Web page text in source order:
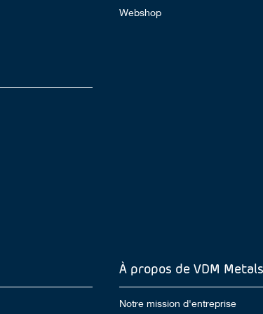
Webshop
À propos de VDM Metals
Notre mission d'entreprise